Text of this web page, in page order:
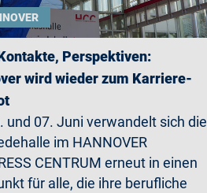
Perspektiven:
wird wieder zum Karriere-
und 07. Juni verwandelt sich die
im HANNOVER
CENTRUM erneut in einen
für alle, die ihre berufliche